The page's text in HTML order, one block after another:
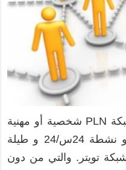
سواء كنتم تستعملون تويتر كشبكة PLN شخصية أو مهنية
فأنتم تتعاملون مع شبكة حية و نشطة 24س/24 و طيلة
شبكة تويتر. والتي من دون